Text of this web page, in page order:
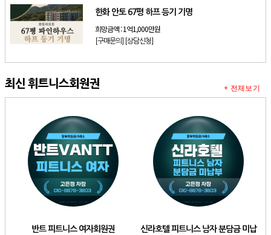
한화 안토 67평 하프 등기 기명
희망금액 :1억1,000만원
[구매문의] [상담신청]
최신 휘트니스회원권
반트 피트니스 여자회원권 신라호텔 피트니스 남자 분담금 미납
+ 전체보기